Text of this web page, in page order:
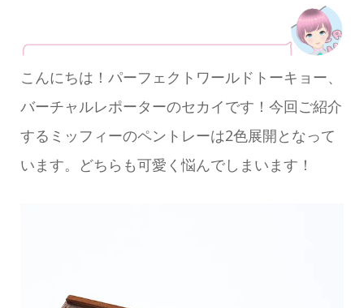
こんにちは！パーフェクトワールドトーキョー、
バーチャルレポーターのセカイです！今回ご紹介
するミッフィーのペントレーは2色展開となって
います。どちらも可愛く悩んでしまいます！